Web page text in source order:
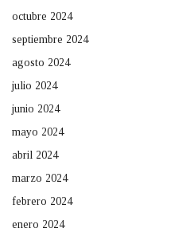
octubre 2024
septiembre 2024
agosto 2024
julio 2024
junio 2024
mayo 2024
abril 2024
marzo 2024
febrero 2024
enero 2024